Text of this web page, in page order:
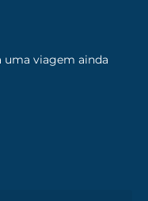
uma viagem ainda